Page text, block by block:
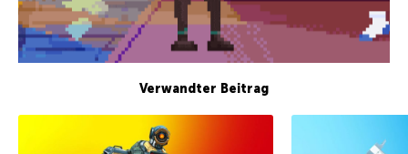
Verwandter Beitrag